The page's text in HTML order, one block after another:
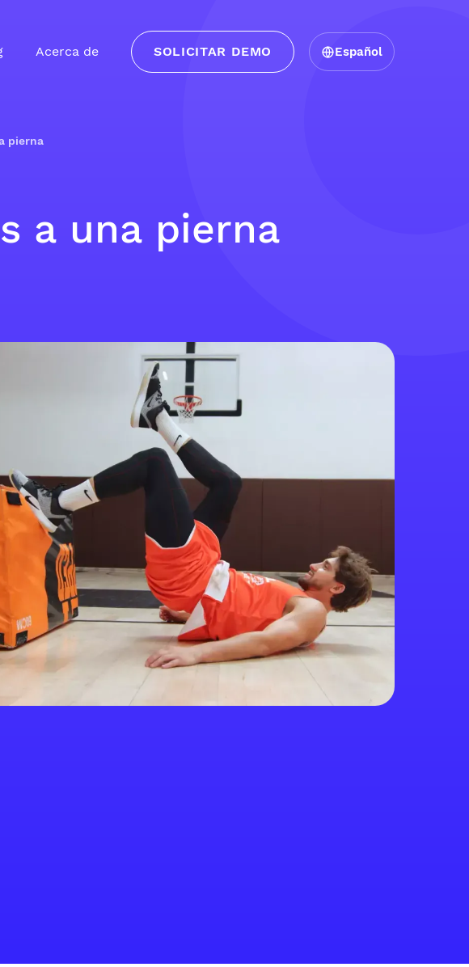
Acerca de SOLICITAR DEMO Español
pierna
a una pierna